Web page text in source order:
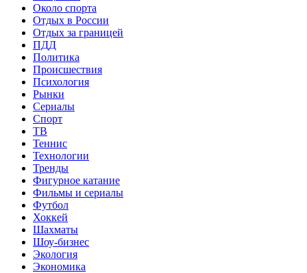
Около спорта
Отдых в России
Отдых за границей
ПДД
Политика
Происшествия
Психология
Рынки
Сериалы
Спорт
ТВ
Теннис
Технологии
Тренды
Фигурное катание
Фильмы и сериалы
Футбол
Хоккей
Шахматы
Шоу-бизнес
Экология
Экономика